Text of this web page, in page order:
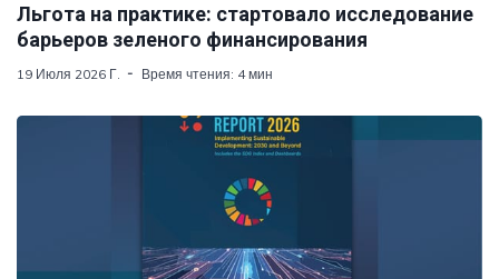
Льгота на практике: стартовало исследование
барьеров зеленого финансирования
19 Июля 2026 Г. Время чтения: 4 мин